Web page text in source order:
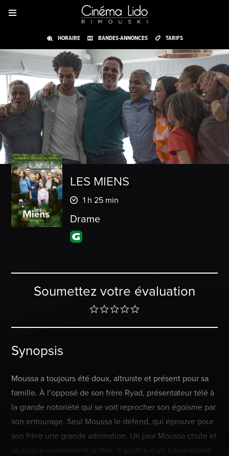
HORAIRE BANDES-ANNONCES TARIFS
LES MIENS
1 h 25 min
Drame
Soumettez votre évaluation
Synopsis
Moussa a toujours été doux, altruiste et présent pour sa
famille. À l’opposé de son frère Ryad, présentateur télé à
la grande notoriété qui se voit reprocher son égoïsme par
son entourage. Seul Moussa le défend, qui éprouve pour
son frère une grande admiration. Un jour Moussa chute et
se cogne violemment la tête. Il souffre d’un traumatisme